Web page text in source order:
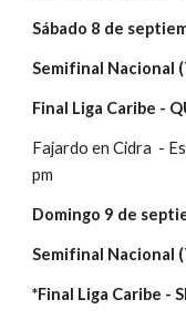
Sábado 8 de
Semifinal Nacional
Final Liga Caribe -
Fajardo en Cidra  -
pm
Domingo 9 de
Semifinal Nacional
*Final Liga Caribe -